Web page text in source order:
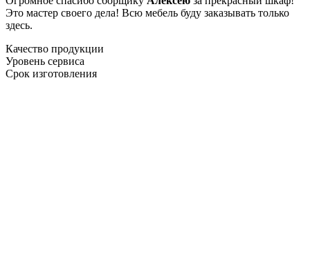
Это мастер своего дела! Всю мебель буду заказывать только
здесь.
Качество продукции
Уровень сервиса
Срок изготовления